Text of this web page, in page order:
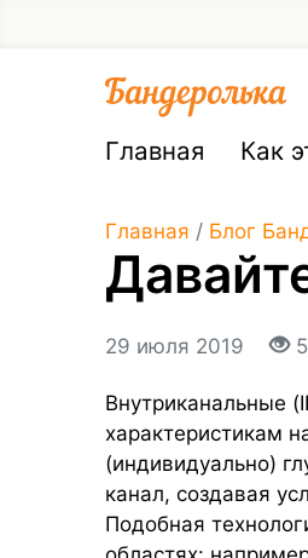
Главная Как
Главная / Блог
29 июля 2019
Внутриканальные
характеристикам
(индивидуально)
канал, создавая
Подобная